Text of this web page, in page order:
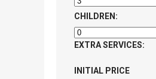
CHILDREN:
EXTRA SERVICES:
INITIAL PRICE